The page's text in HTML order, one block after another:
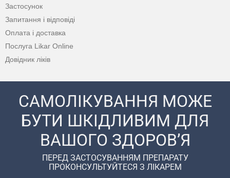
Застосунок
Запитання і відповіді
Оплата і доставка
Послуга Likar Online
Довідник ліків
САМОЛІКУВАННЯ МОЖЕ
БУТИ ШКІДЛИВИМ ДЛЯ
ВАШОГО ЗДОРОВ’Я
ПЕРЕД ЗАСТОСУВАННЯМ ПРЕПАРАТУ
ПРОКОНСУЛЬТУЙТЕСЯ З ЛІКАРЕМ